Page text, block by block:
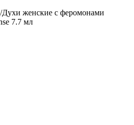
/Духи женские с феромонами
7.7 мл